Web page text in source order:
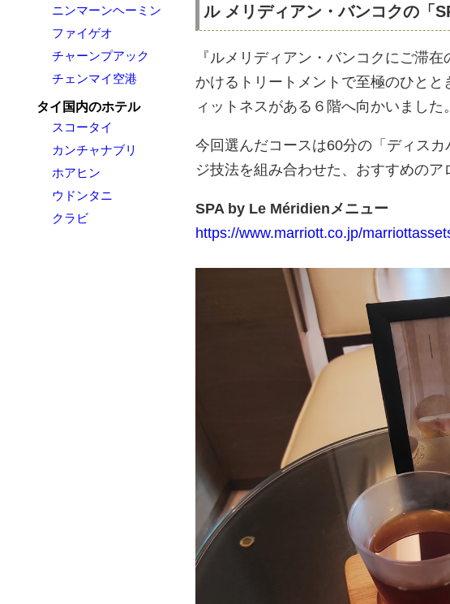
ニンマーンヘーミン
ファイゲオ
チャーンプアック
チェンマイ空港
タイ国内のホテル
スコータイ
カンチャナブリ
ホアヒン
ウドンタニ
クラビ
ル メリディアン・バンコクの「
『ルメリディアン・バンコクにご滞
かけるトリートメントで至極のひと
ィットネスがある６階へ向かいました。
今回選んだコースは60分の「ディス
ジ技法を組み合わせた、おすすめのア
SPA by Le Méridienメニュー
https://www.marriott.co.jp/